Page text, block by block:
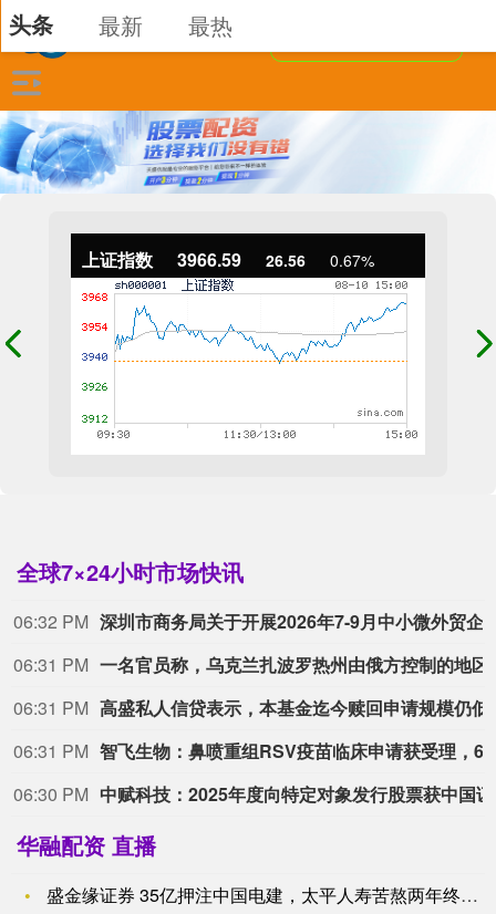
上证指数 3966.59 26.56 0.67%
全球7×24小时市场快讯
06:32 PM
06:31 PM
06:31 PM
06:31 PM
06:30 PM
华融配资 直播
盛金缘证券 35亿押注中国电建，太平人寿苦熬两年终“上岸”
头条 最新 最热